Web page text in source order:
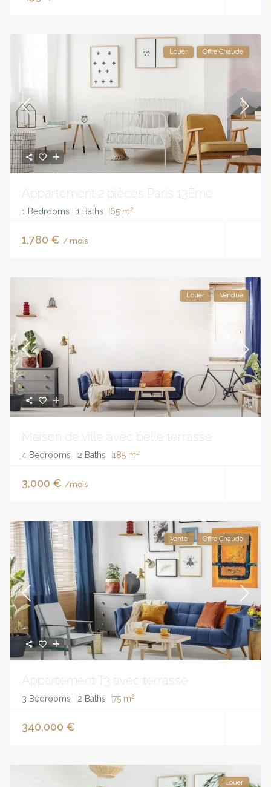
Louer Offre Chaude
Appartement 2 pièces Paris 13Ème
1 Bedrooms 1 Baths 65 m2
1,780 € / mois
Louer Vendue
Maison de ville avec belle terrasse
4 Bedrooms 2 Baths 185 m2
3,000 € /mois
Vente Offre Chaude
Appartement T3 avec terrasse
3 Bedrooms 2 Baths 75 m2
340,000 €
Louer